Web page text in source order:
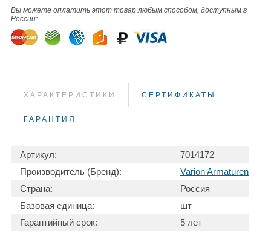
Вы можете оплатить этот товар любым способом, доступным в
России:
ХАРАКТЕРИСТИКИ СЕРТИФИКАТЫ
ГАРАНТИЯ
Артикул:
7014172
Производитель (Бренд):
Varion Armaturen
Страна:
Россия
Базовая единица:
шт
Гарантийный срок:
5 лет